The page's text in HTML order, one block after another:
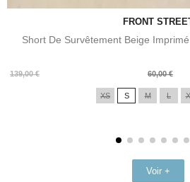
FRONT
Short De Survêtement Beige
139,00 €
Prix
60,00 €
Prix
XS S M L
Voir +